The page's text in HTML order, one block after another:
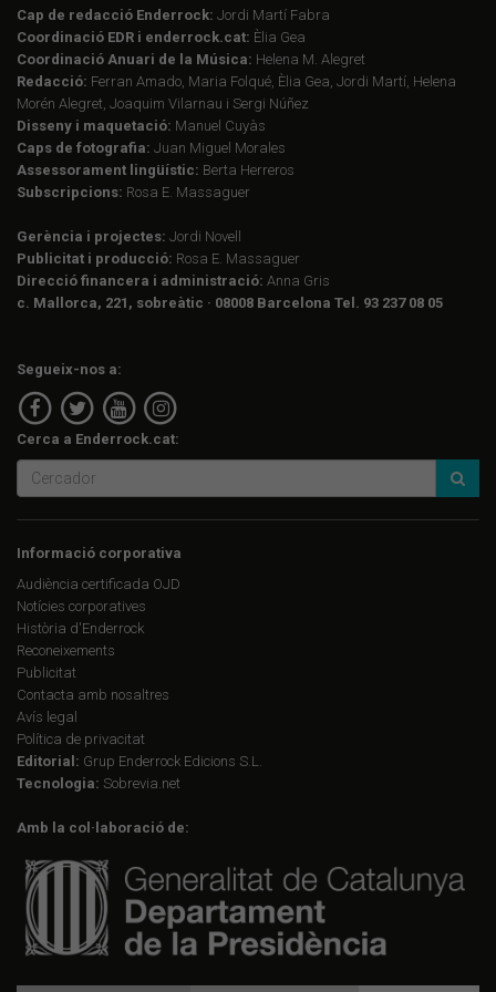
Cap de redacció Enderrock: Jordi Martí Fabra
Coordinació EDR i enderrock.cat: Èlia Gea
Coordinació Anuari de la Música: Helena M. Alegret
Redacció: Ferran Amado, Maria Folqué, Èlia Gea, Jordi Martí, Helena
Morén Alegret, Joaquim Vilarnau i Sergi Núñez
Disseny i maquetació: Manuel Cuyàs
Caps de fotografia: Juan Miguel Morales
Assessorament lingüístic: Berta Herreros
Subscripcions: Rosa E. Massaguer
Gerència i projectes: Jordi Novell
Publicitat i producció: Rosa E. Massaguer
Direcció financera i administració: Anna Gris
c. Mallorca, 221, sobreàtic · 08008 Barcelona Tel. 93 237 08 05
Segueix-nos a:
Cerca a Enderrock.cat:
Informació corporativa
Audiència certificada OJD
Notícies corporatives
Història d'Enderrock
Reconeixements
Publicitat
Contacta amb nosaltres
Avís legal
Política de privacitat
Editorial: Grup Enderrock Edicions S.L.
Tecnologia: Sobrevia.net
Amb la col·laboració de: